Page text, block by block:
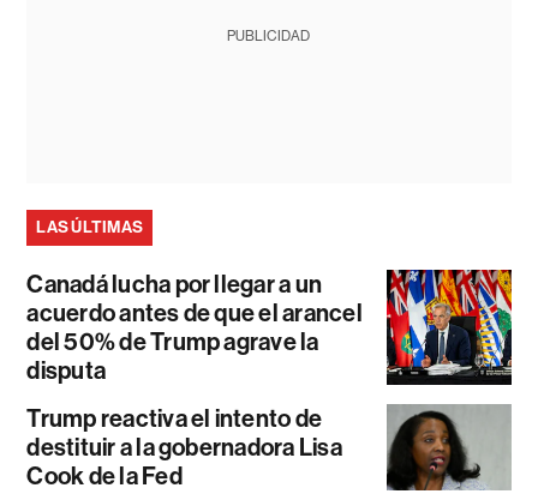
PUBLICIDAD
LAS ÚLTIMAS
Canadá lucha por llegar a un
acuerdo antes de que el arancel
del 50% de Trump agrave la
disputa
Trump reactiva el intento de
destituir a la gobernadora Lisa
Cook de la Fed